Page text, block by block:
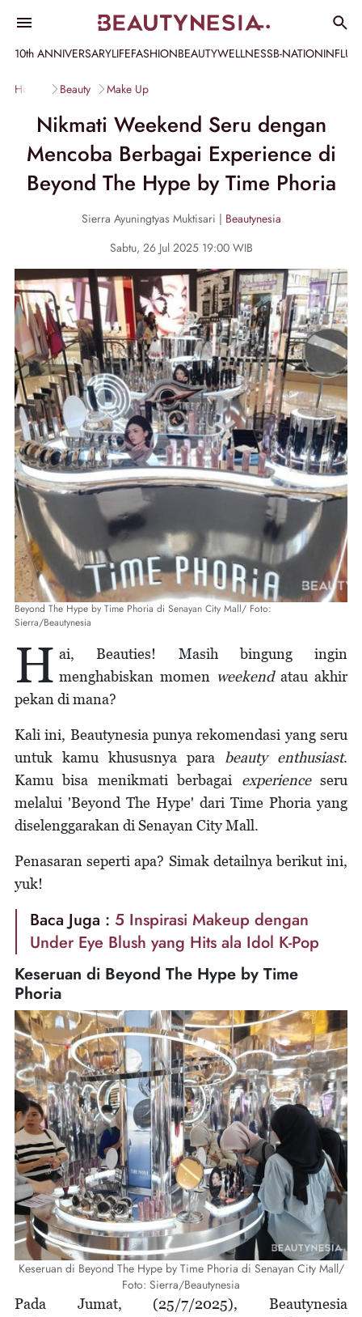
10th ANNIVERSARYLIFEFASHIONBEAUTYWELLNESSB-NATION
Home Beauty Make Up
Nikmati Weekend Seru dengan
Mencoba Berbagai Experience di
Beyond The Hype by Time Phoria
Sierra Ayuningtyas Muktisari | Beautynesia
Sabtu, 26 Jul 2025 19:00 WIB
Beyond The Hype by Time Phoria di Senayan City Mall/ Foto:
Sierra/Beautynesia
H ai, Beauties! Masih bingung ingin
menghabiskan momen weekendatau akhir
pekan di mana?
Kali ini, Beautynesia punya rekomendasi yang seru
untuk kamu khususnya para beauty enthusiast.
Kamu bisa menikmati berbagai experienceseru
melalui 'Beyond The Hype' dari Time Phoria yang
diselenggarakan di Senayan City Mall.
Penasaran seperti apa? Simak detailnya berikut ini,
yuk!
Baca Juga : 5 Inspirasi Makeup dengan
Under Eye Blush yang Hits ala Idol K-Pop
Keseruan di Beyond The Hype by Time
Phoria
Keseruan di Beyond The Hype by Time Phoria di Senayan City Mall/
Foto: Sierra/Beautynesia
Pada Jumat, (25/7/2025), Beautynesia